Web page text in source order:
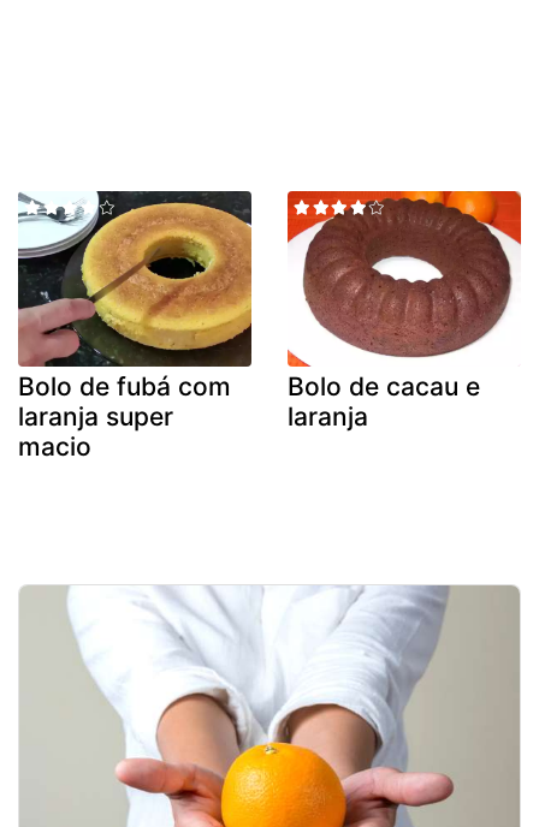
Bolo de fubá com
laranja super
macio
Bolo de cacau e
laranja